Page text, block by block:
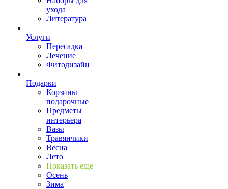
ухода
Литература
Услуги
Пересадка
Лечение
Фитодизайн
Подарки
Корзины
подарочные
Предметы
интерьера
Вазы
Травянчики
Весна
Лето
Показать еще
Осень
Зима